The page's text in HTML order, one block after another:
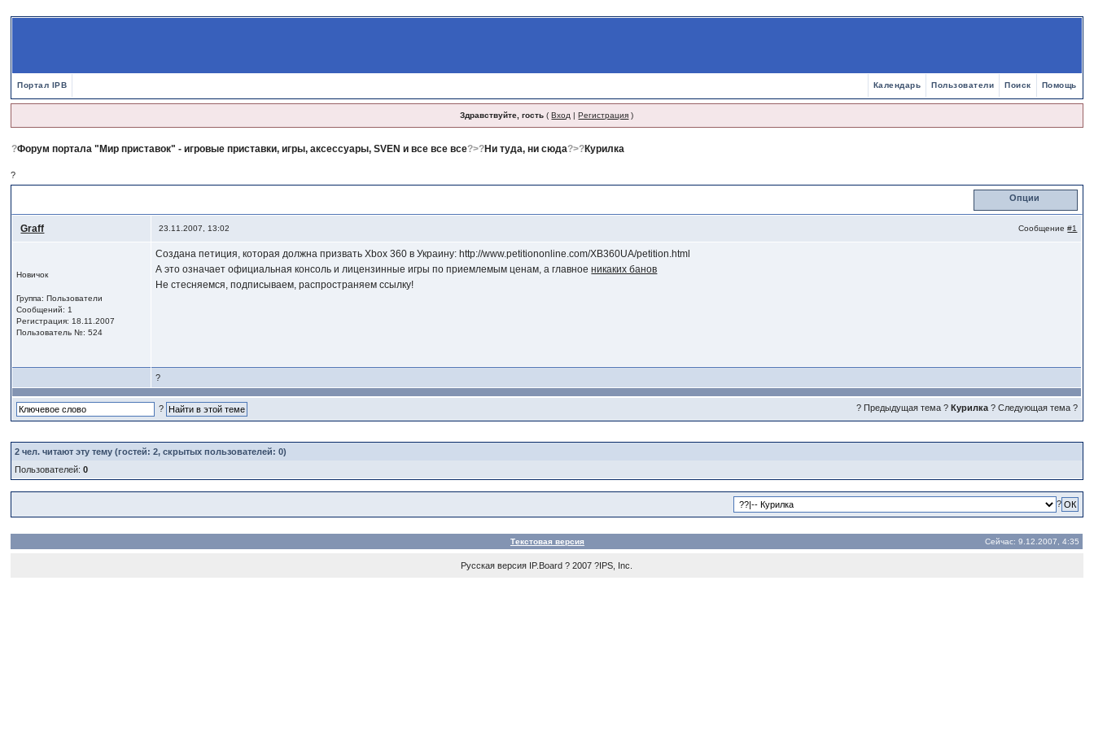
Портал IPB Помощь
Поиск
Пользователи
Календарь
Здравствуйте, гость (Вход |Регистрация )
?Форум портала "Мир приставок" - игровые приставки, игры, аксессуары, SVEN и все все все?>?Ни туда, ни сюда?>?Курилка
?
Опции
Graff 23.11.2007, 13:02 Сообщение#1
Новичок
Группа: Пользователи
Сообщений: 1
Регистрация: 18.11.2007
Пользователь №: 524
Создана петиция, которая должна призвать Xbox 360 в Украину: http://www.petitiononline.com/XB360UA/petition.html
А это означает официальная консоль и лицензинные игры по приемлемым ценам, а главноеникаких банов
Не стесняемся, подписываем, распространяем ссылку!
?
? Предыдущая тема? Курилка? Следующая тема ?
?
2 чел. читают эту тему (гостей: 2, скрытых пользователей: 0)
Пользователей:0
?
Текстовая версия Сейчас: 9.12.2007, 4:35
Русская версия IP.Board ? 2007 ?IPS, Inc.